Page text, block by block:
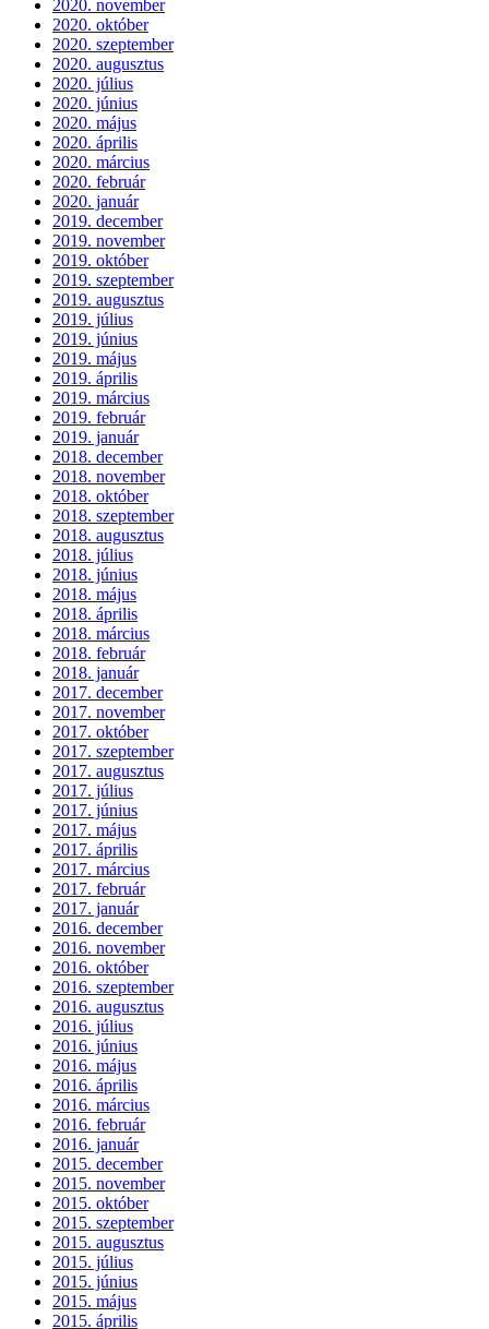
2020. november
2020. október
2020. szeptember
2020. augusztus
2020. július
2020. június
2020. május
2020. április
2020. március
2020. február
2020. január
2019. december
2019. november
2019. október
2019. szeptember
2019. augusztus
2019. július
2019. június
2019. május
2019. április
2019. március
2019. február
2019. január
2018. december
2018. november
2018. október
2018. szeptember
2018. augusztus
2018. július
2018. június
2018. május
2018. április
2018. március
2018. február
2018. január
2017. december
2017. november
2017. október
2017. szeptember
2017. augusztus
2017. július
2017. június
2017. május
2017. április
2017. március
2017. február
2017. január
2016. december
2016. november
2016. október
2016. szeptember
2016. augusztus
2016. július
2016. június
2016. május
2016. április
2016. március
2016. február
2016. január
2015. december
2015. november
2015. október
2015. szeptember
2015. augusztus
2015. július
2015. június
2015. május
2015. április